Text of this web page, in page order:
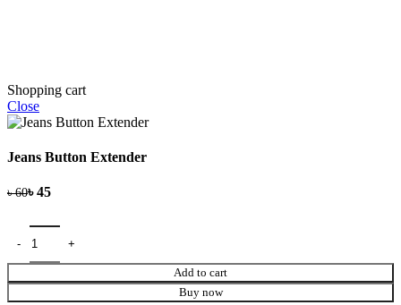
Shopping cart
Close
Jeans Button Extender
৳ ৳
Add to cart
Buy now